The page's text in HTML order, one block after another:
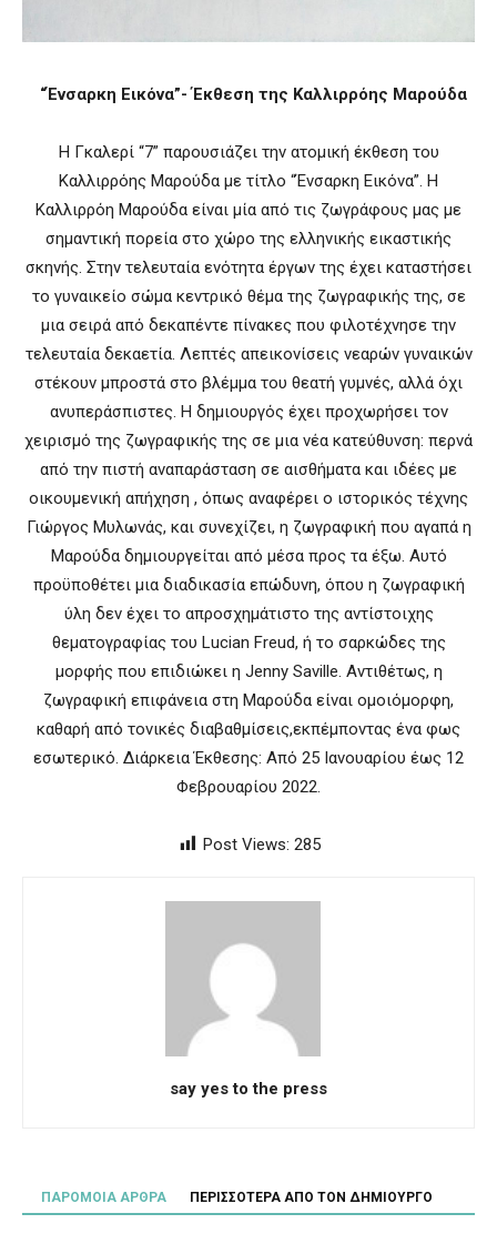
“Ένσαρκη Εικόνα”- Έκθεση της Καλλιρρόης Μαρούδα
Η Γκαλερί “7” παρουσιάζει την ατομική έκθεση του
Καλλιρρόης Μαρούδα με τίτλο “Ένσαρκη Εικόνα”. Η
Καλλιρρόη Μαρούδα είναι μία από τις ζωγράφους μας με
σημαντική πορεία στο χώρο της ελληνικής εικαστικής
σκηνής. Στην τελευταία ενότητα έργων της έχει καταστήσει
το γυναικείο σώμα κεντρικό θέμα της ζωγραφικής της, σε
μια σειρά από δεκαπέντε πίνακες που φιλοτέχνησε την
τελευταία δεκαετία. Λεπτές απεικονίσεις νεαρών γυναικών
στέκουν μπροστά στο βλέμμα του θεατή γυμνές, αλλά όχι
ανυπεράσπιστες. Η δημιουργός έχει προχωρήσει τον
χειρισμό της ζωγραφικής της σε μια νέα κατεύθυνση: περνά
από την πιστή αναπαράσταση σε αισθήματα και ιδέες με
οικουμενική απήχηση , όπως αναφέρει ο ιστορικός τέχνης
Γιώργος Μυλωνάς, και συνεχίζει, η ζωγραφική που αγαπά η
Μαρούδα δημιουργείται από μέσα προς τα έξω. Αυτό
προϋποθέτει μια διαδικασία επώδυνη, όπου η ζωγραφική
ύλη δεν έχει το απροσχημάτιστο της αντίστοιχης
θεματογραφίας του Lucian Freud, ή το σαρκώδες της
μορφής που επιδιώκει η Jenny Saville. Αντιθέτως, η
ζωγραφική επιφάνεια στη Μαρούδα είναι ομοιόμορφη,
καθαρή από τονικές διαβαθμίσεις,εκπέμποντας ένα φως
εσωτερικό. Διάρκεια Έκθεσης: Από 25 Ιανουαρίου έως 12
Φεβρουαρίου 2022.
Post Views: 285
say yes to the press
ΠΑΡΟΜΟΙΑ ΑΡΘΡΑ ΠΕΡΙΣΣΟΤΕΡΑ ΑΠΟ ΤΟΝ ΔΗΜΙΟΥΡΓΟ